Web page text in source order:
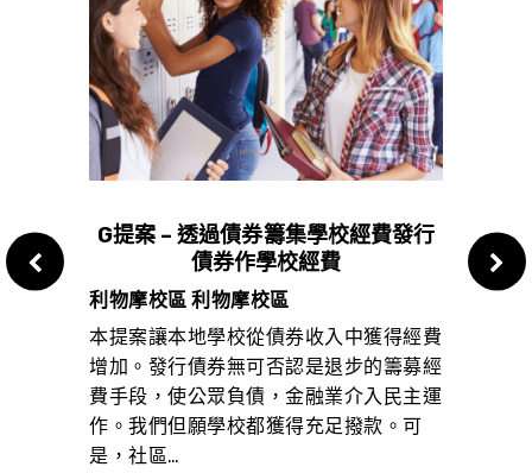
租
G提案 – 透過債券籌集學校經費發行
債券作學校經費
利物摩校區 利物摩校區
本提案讓本地學校從債券收入中獲得經費
增加。發行債券無可否認是退步的籌募經
費手段，使公眾負債，金融業介入民主運
作。我們但願學校都獲得充足撥款。可
是，社區…
J